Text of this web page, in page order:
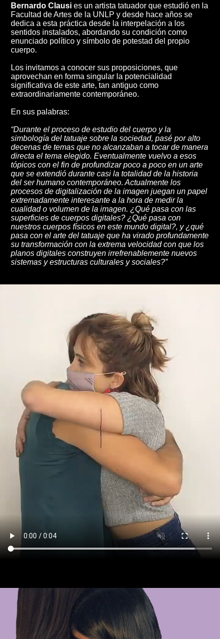
Bernardo Clausi es un artista tatuador que estudió en la
Facultad de Artes de la UNLP y desde hace años se
dedica a esta práctica desde la interpelación a los
sentidos instalados, abordando su condición como
enunciado político y símbolo de potestad del propio
cuerpo.
Los invitamos a conocer sus proposiciones, que
aprovechan en forma singular la potencialidad
significativa de este arte, tan antiguo como
extraordinariamente contemporáneo.
En sus palabras:
“Durante el proceso de estudio del cuerpo y la
simbología del tatuaje sobre la sociedad, pasé por alto
decenas de temas que no alcanzaban a tocar de manera
directa el tema elegido. Eventualmente vuelvo a esos
tópicos con el fin de profundizar poco a poco en un arte
que se extendió durante casi la totalidad de la historia
del ser humano contemporáneo. Actualmente los
procesos de digitalización de la imagen juegan un papel
extremadamente interesante a la hora de medir la
cualidad o volumen de la imagen. ¿Qué pasa con las
superficies de cuerpos digitales? ¿Qué pasa con
nuestros cuerpos físicos en este mundo digital?, y ¿qué
pasa con el arte del tatuaje que ha virado profundamente
su transformación con la extrema velocidad con que los
planos digitales construyen irrefrenablemente nuevos
sistemas y estructuras culturales y sociales?”